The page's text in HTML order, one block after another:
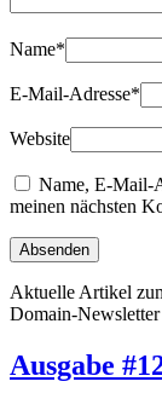
Name*
E-Mail-Adresse*
Website
Name, E-Mail-
meinen nächsten
Aktuelle Artikel
Domain-Newsletter
Ausgabe